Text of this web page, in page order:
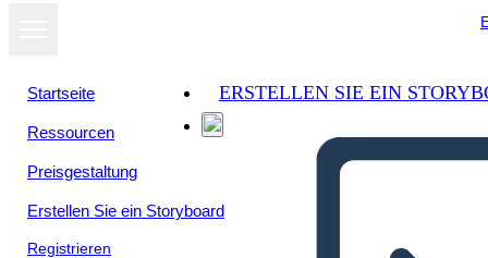
Startseite
Ressourcen
Preisgestaltung
Erstellen Sie ein Storyboard
Registrieren
ERSTELLEN SIE EIN
Als Diashow
ansehen